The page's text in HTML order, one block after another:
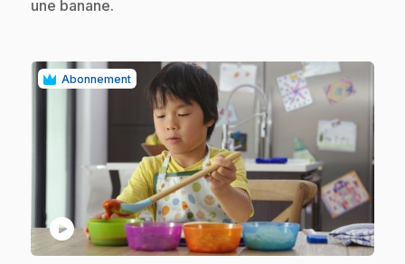
une banane.
Abonnement
play_circle